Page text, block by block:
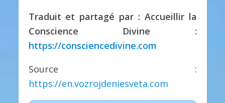
Traduit et partagé par : Accueillir la
Conscience Divine :
https://consciencedivine.com
Source :
https://en.vozrojdeniesveta.com